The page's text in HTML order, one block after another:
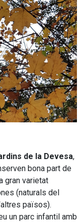
de la Devesa,
bona part de
gran varietat
(naturals del
països).
un parc infantil amb